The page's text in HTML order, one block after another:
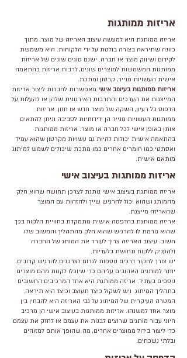
אריזות ממותגות
אריזה ממותגת היא למעשה עיצוב האריזה של מוצר, מתוך
כוונה שתיראה בצורה בולטת על ידי הלקוחות. היא משמשת
לקידום ושיווק מוצר או חברה. ישנם סוגים שונים של אריזות
ממותגות המשמשות למוצרים שונים, לרבות אריזות בהתאמה
אישית העשויות מנייר, קרטון ומתכת.
אריזות ממותגות בעיצוב אישי מאפשרות לחברות ליצור אריזות
המייצגות את הערכים והתרבות האירגונית שלהן או להעלות על
הדפוס כל רעיון, השקה של מוצר חדש או חזון. אריזות
ממותגות העשויות מנייר הן ידידותיות לסביבה וניתן להתאים
אותן באופן אישי לכל חברה או מוצר. אריזות ממותגות
בהתאמה אישית יכולות להיות גם עשויות מקרטון שהוא עמיד
ואסתטי כמו חומרים אחרים כמו מתכת שיכולים לשמש למיתוג
מותאם אישית.
אריזות ממותגות בעיצוב אישי
אריזה ממותגת בעיצוב אישי נותנת לצרכן תחושה שהוא חלק
מהמותג ושהוא יכול להרגיש שייך ולהזהות עם המוצר
שהאריזה מייצגת.
אריזה ממותגת בהדפסה אישית מתמקדת בחוויית הלקוח בכך
שהיא גורמת לו להרגיש שהוא חלק מהתהליך והמשוב שלו
חשוב. עיצוב האריזה צריך לעורר את המותג של החברה
ולהעניק ללקוח תחושת בלעדיות.
יש צורך לחקור דרכים נוספות לגרום לצרכנים להרגיש קרובים
יותר למותגים האהובים עליהם כדי שיוכלו לקנות מהם מוצרים
נוספים בעתיד. אריזה ממותגת היא אחד המרכיבים החשובים
בתהליך המיתוג ויש לשקול כיצד תעוצב וכיצד היא תיראה.
המטרה העיקרית של המיתוג על גבי האריזה היא להבחין בין
מוצר אחד למשנהו. אריזות ממותגות בעיצוב אישי הן מרכיב
חיוני עבור מותגים שרוצים לבנות את עצמם או לחזק את עצמם
כדי ליצור בידול ממוצרים אחרים, מה שהופך אותם למזוהים
ובלתי נשכחים.